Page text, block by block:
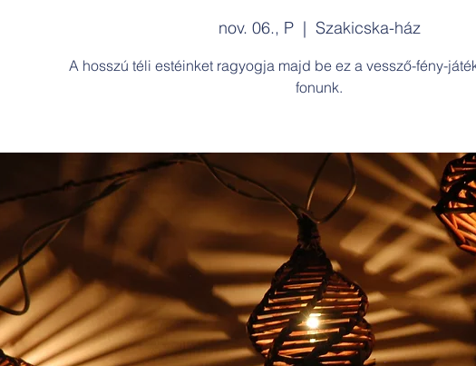
nov. 06., P
  |
Szakicska-ház
A hosszú téli estéinket ragyogja majd be ez a vessző-fény-
fonunk.